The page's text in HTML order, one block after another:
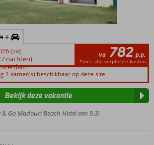
+
(za)
nachten)
va 782 p.p.
*incl. alle verplichte kosten
1 kamer(s) beschikbaar op deze site
& Go Madouri Beach Hotel een 9,3!
Bekijk deze vakantie